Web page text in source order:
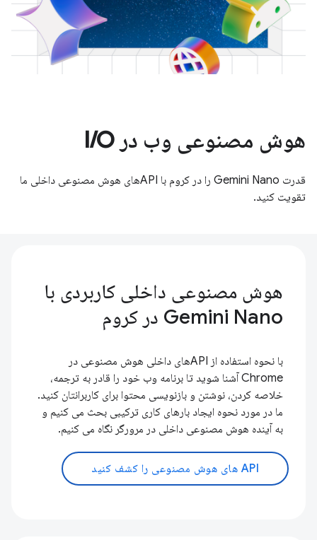
هوش مصنوعی وب در I/O
قدرت Gemini Nano را در کروم با APIهای هوش مصنوعی داخلی ما
تقویت کنید.
هوش مصنوعی داخلی کاربردی با
Gemini Nano در کروم
با نحوه استفاده از APIهای داخلی هوش مصنوعی در
Chrome آشنا شوید تا برنامه وب خود را قادر به ترجمه،
خلاصه کردن، نوشتن و بازنویسی محتوا برای کاربرانتان کنید.
ما در مورد نحوه ایجاد بارهای کاری ترکیبی بحث می کنیم و
به آینده هوش مصنوعی داخلی در مرورگر نگاه می کنیم.
API های هوش مصنوعی را کشف کنید